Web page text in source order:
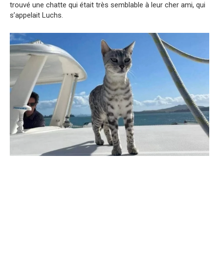
trouvé une chatte qui était très semblable à leur cher ami, qui
s’appelait Luchs.